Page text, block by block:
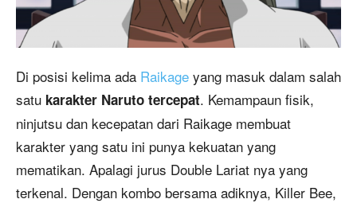
Di posisi kelima ada Raikage yang masuk dalam salah
satu karakter Naruto tercepat. Kemampaun fisik,
ninjutsu dan kecepatan dari Raikage membuat
karakter yang satu ini punya kekuatan yang
mematikan. Apalagi jurus Double Lariat nya yang
terkenal. Dengan kombo bersama adiknya, Killer Bee,